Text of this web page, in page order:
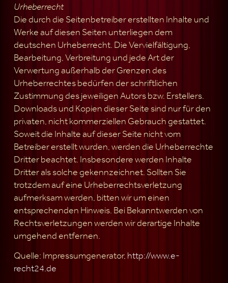
Urheberrecht
Die durch die Seitenbetreiber erstellten Inhalte und
Werke auf diesen Seiten unterliegen dem
deutschen Urheberrecht. Die Vervielfältigung,
Bearbeitung, Verbreitung und jede Art der
Verwertung außerhalb der Grenzen des
Urheberrechtes bedürfen der schriftlichen
Zustimmung des jeweiligen Autors bzw. Erstellers.
Downloads und Kopien dieser Seite sind nur für den
privaten, nicht kommerziellen Gebrauch gestattet.
Soweit die Inhalte auf dieser Seite nicht vom
Betreiber erstellt wurden, werden die Urheberrechte
Dritter beachtet. Insbesondere werden Inhalte
Dritter als solche gekennzeichnet. Sollten Sie
trotzdem auf eine Urheberrechtsverletzung
aufmerksam werden, bitten wir um einen
entsprechenden Hinweis. Bei Bekanntwerden von
Rechtsverletzungen werden wir derartige Inhalte
umgehend entfernen.
Quelle: Impressumgenerator, http://www.e-
recht24.de